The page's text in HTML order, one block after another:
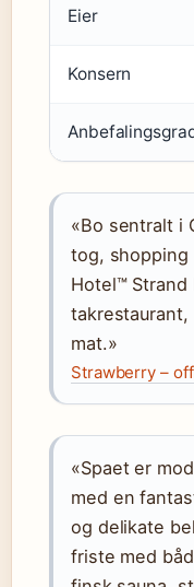
Eier
Konsern
«Bo sentralt i
tog, shopping
Hotel™ Strand
mat.»
Strawberry –
«Spaet er
med en
og delikate
friste med